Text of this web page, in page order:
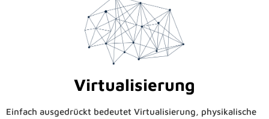
Virtualisierung
Einfach ausgedrückt bedeutet Virtualisierung, physikalische